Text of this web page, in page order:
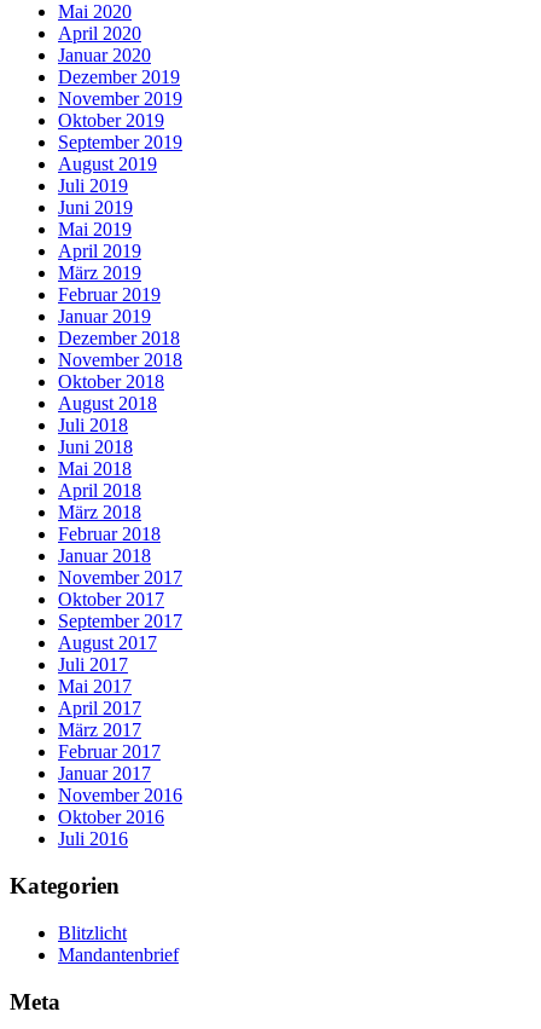
Mai 2020
April 2020
Januar 2020
Dezember 2019
November 2019
Oktober 2019
September 2019
August 2019
Juli 2019
Juni 2019
Mai 2019
April 2019
März 2019
Februar 2019
Januar 2019
Dezember 2018
November 2018
Oktober 2018
August 2018
Juli 2018
Juni 2018
Mai 2018
April 2018
März 2018
Februar 2018
Januar 2018
November 2017
Oktober 2017
September 2017
August 2017
Juli 2017
Mai 2017
April 2017
März 2017
Februar 2017
Januar 2017
November 2016
Oktober 2016
Juli 2016
Kategorien
Blitzlicht
Mandantenbrief
Meta